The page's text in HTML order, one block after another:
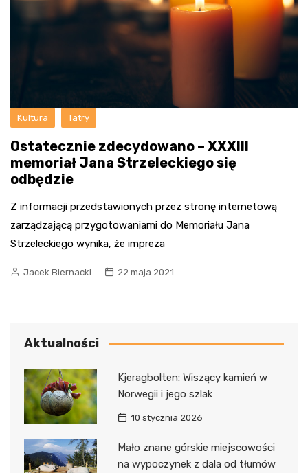
Kultura Tatry
Ostatecznie zdecydowano – XXXIII
memoriał Jana Strzeleckiego się
odbędzie
Z informacji przedstawionych przez stronę internetową
zarządzającą przygotowaniami do Memoriału Jana
Strzeleckiego wynika, że impreza
Jacek Biernacki 22 maja 2021
Aktualności
Kjeragbolten: Wiszący kamień w
Norwegii i jego szlak
10 stycznia 2026
Mało znane górskie miejscowości
na wypoczynek z dala od tłumów